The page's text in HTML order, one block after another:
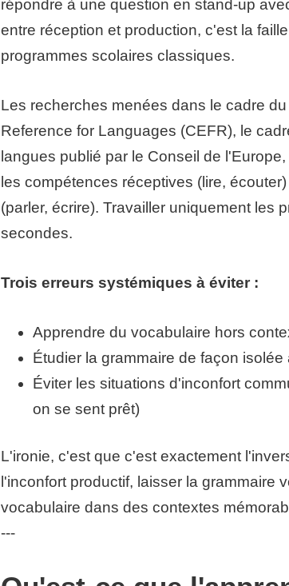
répondre à une question en stand-up
entre réception et production, c'est la
programmes scolaires classiques.
Les recherches menées dans le cadre
Reference for Languages (CEFR), le
langues publié par le Conseil de
les compétences réceptives (lire,
(parler, écrire). Travailler uniquement les
secondes.
Trois erreurs systémiques à éviter :
Apprendre du vocabulaire hors
Étudier la grammaire de façon
Éviter les situations d'inconfort
on se sent prêt)
L'ironie, c'est que c'est exactement
l'inconfort productif, laisser la grammaire
vocabulaire dans des contextes
---